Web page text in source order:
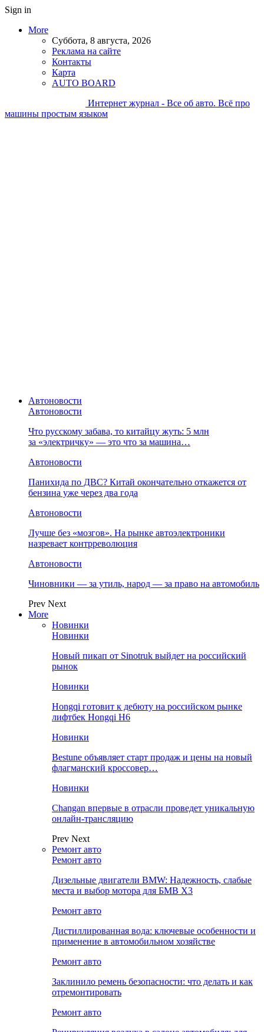
Sign in
More
Суббота, 8 августа, 2026
Реклама на сайте
Контакты
Карта
AUTO BOARD
Интернет журнал - Все об авто. Всё про
машины простым языком
Автоновости
Автоновости
Что русскому забава, то китайцу жуть: 5 млн
за «электричку» — это что за машина…
Автоновости
Панихида по ДВС? Китай окончательно откажется от
бензина уже через два года
Автоновости
Лучше без «мозгов». На рынке автоэлектроники
назревает контрреволюция
Автоновости
Чиновники — за утиль, народ — за право на автомобиль
Prev Next
More
Новинки
Новинки
Новый пикап от Sinotruk выйдет на российский
рынок
Новинки
Hongqi готовит к дебюту на российском рынке
лифтбек Hongqi H6
Новинки
Bestune объявляет старт продаж и цены на новый
флагманский кроссовер…
Новинки
Changan впервые в отрасли проведет уникальную
онлайн-трансляцию
Prev Next
Ремонт авто
Ремонт авто
Дизельные двигатели BMW: Надежность, слабые
места и выбор мотора для БМВ Х3
Ремонт авто
Дистиллированная вода: ключевые особенности и
применение в автомобильном хозяйстве
Ремонт авто
Заклинило ремень безопасности: что делать и как
отремонтировать
Ремонт авто